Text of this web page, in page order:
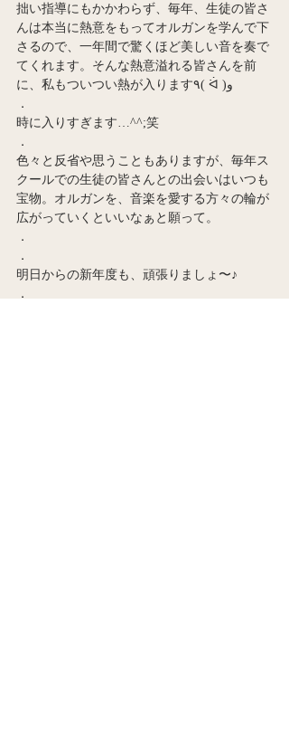
拙い指導にもかかわらず、毎年、生徒の皆さ
んは本当に熱意をもってオルガンを学んで下
さるので、一年間で驚くほど美しい音を奏で
てくれます。そんな熱意溢れる皆さんを前
に、私もついつい熱が入ります٩( ᐛ )و
．
時に入りすぎます…^^;笑
．
色々と反省や思うこともありますが、毎年ス
クールでの生徒の皆さんとの出会いはいつも
宝物。オルガンを、音楽を愛する方々の輪が
広がっていくといいなぁと願って。
．
．
明日からの新年度も、頑張りましょ〜♪
．